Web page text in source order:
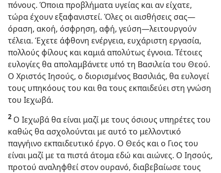
πόνους. Όποια προβλήματα υγείας και αν είχατε,
τώρα έχουν εξαφανιστεί. Όλες οι αισθήσεις σας​—
όραση, ακοή, όσφρηση, αφή, γεύση—​λειτουργούν
τέλεια. Έχετε άφθονη ενέργεια, ευχάριστη εργασία,
πολλούς φίλους και καμιά απολύτως έγνοια. Τέτοιες
ευλογίες θα απολαμβάνετε υπό τη Βασιλεία του Θεού.
Ο Χριστός Ιησούς, ο διορισμένος Βασιλιάς, θα ευλογεί
τους υπηκόους του και θα τους εκπαιδεύει στη γνώση
του Ιεχωβά.
2 Ο Ιεχωβά θα είναι μαζί με τους όσιους υπηρέτες του
καθώς θα ασχολούνται με αυτό το μελλοντικό
παγγήινο εκπαιδευτικό έργο. Ο Θεός και ο Γιος του
είναι μαζί με τα πιστά άτομα εδώ και αιώνες. Ο Ιησούς,
προτού αναληφθεί στον ουρανό, διαβεβαίωσε τους